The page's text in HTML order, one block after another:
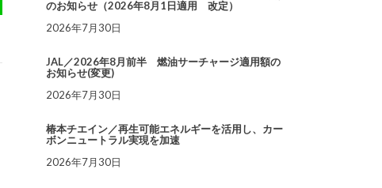
のお知らせ（2026年8月1日適用 改定）
2026年7月30日
JAL／2026年8月前半 燃油サーチャージ適用額の
お知らせ(変更)
2026年7月30日
椿本チエイン／再生可能エネルギーを活用し、カー
ボンニュートラル実現を加速
2026年7月30日